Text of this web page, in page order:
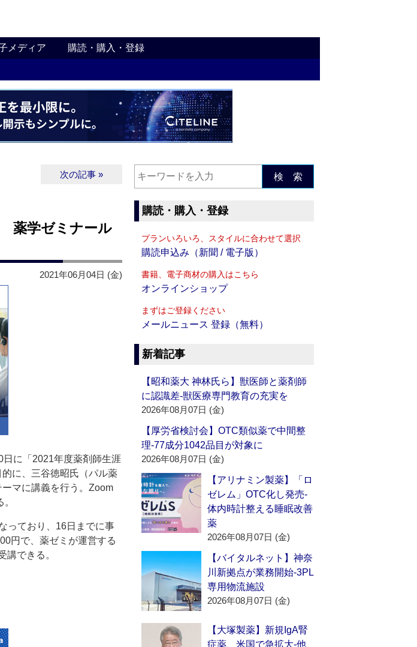
メディア 購読・購入・登録
次の記事 »
薬学ゼミナール
2021年06月04日 (金)
日に「2021年度薬剤師生涯
に、三谷徳昭氏（パル薬
マに講義を行う。Zoom
っており、16日までに事
円で、薬ゼミが運営する
講できる。
検 索
購読・購入・登録
プランいろいろ、スタイルに合わせて選択
購読申込み（新聞 / 電子版）
書籍、電子商材の購入はこちら
オンラインショップ
まずはご登録ください
メールニュース 登録（無料）
新着記事
【昭和薬大 神林氏ら】獣医師と薬剤師
に認識差‐獣医療専門教育の充実を
2026年08月07日 (金)
【厚労省検討会】OTC類似薬で中間整
理‐77成分1042品目が対象に
2026年08月07日 (金)
【アリナミン製薬】「ロ
ゼレム」OTC化し発売‐
体内時計整える睡眠改善
薬
2026年08月07日 (金)
【バイタルネット】神奈
川新拠点が業務開始‐3PL
専用物流施設
2026年08月07日 (金)
【大塚製薬】新規IgA腎
症薬、米国で急拡大‐他